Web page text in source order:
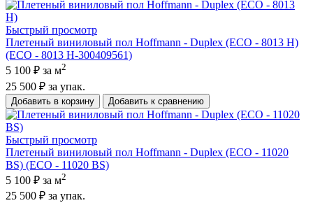
Быстрый просмотр
Плетеный виниловый пол Hoffmann - Duplex (ECO - 8013 H)
(ECO - 8013 H-300409561)
5 100 ₽ за м2
25 500 ₽ за упак.
Добавить в корзину Добавить к сравнению
Быстрый просмотр
Плетеный виниловый пол Hoffmann - Duplex (ECO - 11020
BS) (ECO - 11020 BS)
5 100 ₽ за м2
25 500 ₽ за упак.